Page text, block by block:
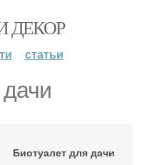
ДЕКОР
статьи
Биотуалет для дачи